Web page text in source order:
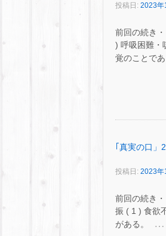
投稿日: 2023年
前回の続き
) 呼吸困難・
覚のことであ
｢真実の口
投稿日: 2023年
前回の続き
振 ( 1 ) 食欲
がある。
…